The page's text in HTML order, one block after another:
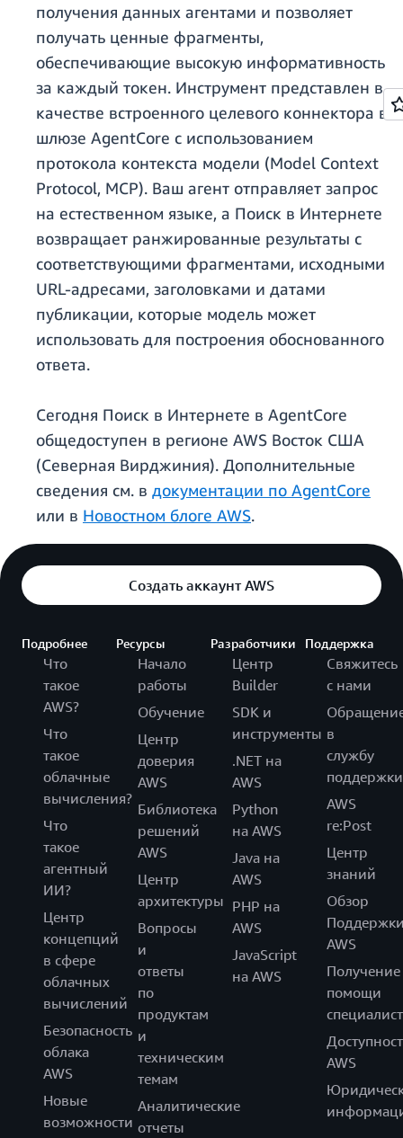
получения данных агентами и позволяет
получать ценные фрагменты,
обеспечивающие высокую информативность
за каждый токен. Инструмент представлен в
качестве встроенного целевого коннектора в
шлюзе AgentCore с использованием
протокола контекста модели (Model Context
Protocol, MCP). Ваш агент отправляет запрос
на естественном языке, а Поиск в Интернете
возвращает ранжированные результаты с
соответствующими фрагментами, исходными
URL-адресами, заголовками и датами
публикации, которые модель может
использовать для построения обоснованного
ответа.
Сегодня Поиск в Интернете в AgentCore
общедоступен в регионе AWS Восток США
(Северная Вирджиния). Дополнительные
сведения см. в документации по AgentCore
или в Новостном блоге AWS.
Создать аккаунт AWS
Подробнее
Что
такое
AWS?
Что
такое
облачные
вычисления?
Что
такое
агентный
ИИ?
Центр
концепций
в сфере
облачных
вычислений
Безопасность
облака
AWS
Новые
возможности
Ресурсы
Начало
работы
Обучение
Центр
доверия
AWS
Библиотека
решений
AWS
Центр
архитектуры
Вопросы
и
ответы
по
продуктам
и
техническим
темам
Аналитические
отчеты
Разработчики
Центр
Builder
SDK и
инструменты
.NET на
AWS
Python
на AWS
Java на
AWS
PHP на
AWS
JavaScript
на AWS
Поддержка
Свяжитесь
с нами
в
службу
поддержки
AWS
re:Post
Центр
знаний
Обзор
AWS
Получение
помощи
AWS